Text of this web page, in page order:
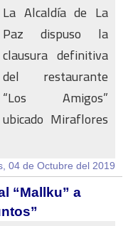
La Alcaldía de La
Paz dispuso la
clausura definitiva
del restaurante
“Los Amigos”
ubicado Miraflores
04 de Octubre del 2019
“Mallku” a